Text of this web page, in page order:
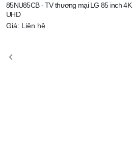
85NU85CB - TV thương mại LG 85 inch 4K
UHD
Giá: Liên hệ